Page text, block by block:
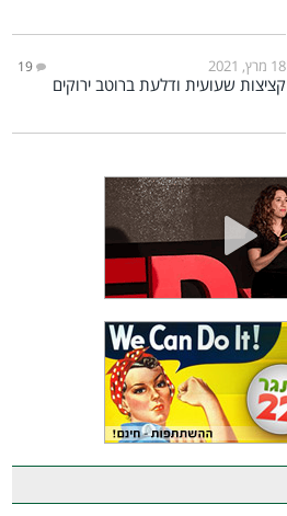
18 מרץ, 2021 19
קציצות שעועית ודלעת ברוטב ירוקים